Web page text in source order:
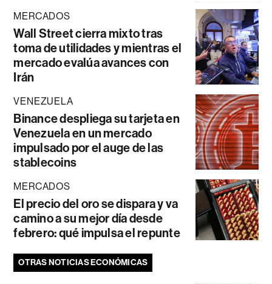
MERCADOS
Wall Street cierra mixto tras
toma de utilidades y mientras el
mercado evalúa avances con
Irán
VENEZUELA
Binance despliega su tarjeta en
Venezuela en un mercado
impulsado por el auge de las
stablecoins
MERCADOS
El precio del oro se dispara y va
camino a su mejor día desde
febrero: qué impulsa el repunte
OTRAS NOTICIAS ECONÓMICAS